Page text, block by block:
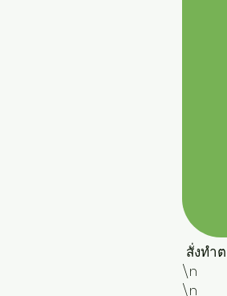
สั่งทำ
\n
\n